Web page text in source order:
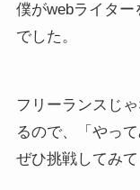
僕がwebライタ
でした。
フリーランスじ
るので、「やっ
ぜひ挑戦してみて